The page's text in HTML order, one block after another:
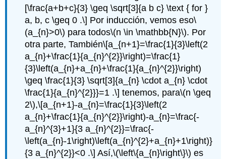
[\frac{a+b+c}{3} \geq \sqrt[3]{a b c} \text { for }
a, b, c \geq 0 .\] Por inducción, vemos eso\
(a_{n}>0\) para todos\(n \in \mathbb{N}\). Por
otra parte, También\[a_{n+1}=\frac{1}{3}\left(2
a_{n}+\frac{1}{a_{n}^{2}}\right)=\frac{1}
{3}\left(a_{n}+a_{n}+\frac{1}{a_{n}^{2}}\right)
\geq \frac{1}{3} \sqrt[3]{a_{n} \cdot a_{n} \cdot
\frac{1}{a_{n}^{2}}}=1 .\] tenemos, para\(n \geq
2\),\[a_{n+1}-a_{n}=\frac{1}{3}\left(2
a_{n}+\frac{1}{a_{n}^{2}}\right)-a_{n}=\frac{-
a_{n}^{3}+1}{3 a_{n}^{2}}=\frac{-
\left(a_{n}-1\right)\left(a_{n}^{2}+a_{n}+1\right)}
{3 a_{n}^{2}}<0 .\] Así,\(\left\{a_{n}\right\}\) es